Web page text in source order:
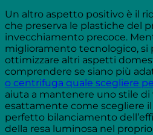
Un altro aspetto positivo è il
che preserva le plastiche del
invecchiamento precoce.
miglioramento tecnologico, si
ottimizzare altri aspetti
comprendere se siano più
o centrifuga quale scegliere
aiuta a mantenere uno stile di
esattamente come scegliere il
perfetto bilanciamento
della resa luminosa nel